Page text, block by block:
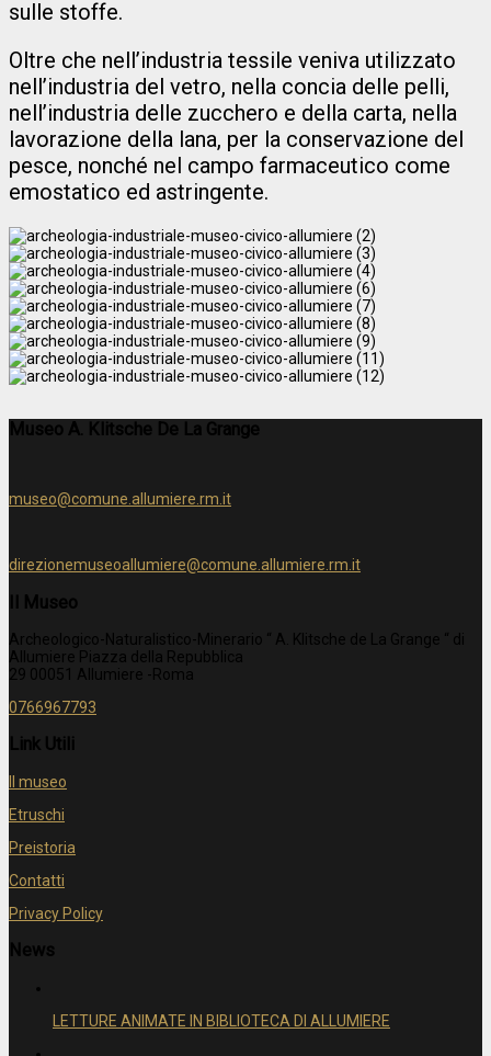
sulle stoffe.
Oltre che nell’industria tessile veniva utilizzato
nell’industria del vetro, nella concia delle pelli,
nell’industria delle zucchero e della carta, nella
lavorazione della lana, per la conservazione del
pesce, nonché nel campo farmaceutico come
emostatico ed astringente.
Museo A. Klitsche De La Grange
museo@comune.allumiere.rm.it
direzionemuseoallumiere@comune.allumiere.rm.it
Il Museo
Archeologico-Naturalistico-Minerario “ A. Klitsche de La Grange “ di
Allumiere Piazza della Repubblica
29 00051 Allumiere -Roma
0766967793
Link Utili
Il museo
Etruschi
Preistoria
Contatti
Privacy Policy
News
LETTURE ANIMATE IN BIBLIOTECA DI ALLUMIERE